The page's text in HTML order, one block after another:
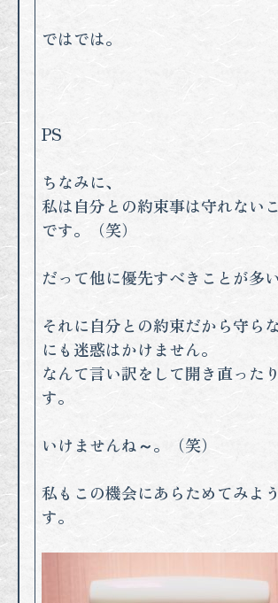
ではでは。
PS
ちなみに、
私は自分との約束事は守れない
です。（笑）
だって他に優先すべきことが多い
それに自分との約束だから守ら
にも迷惑はかけません。
なんて言い訳をして開き直った
す。
いけませんね～。（笑）
私もこの機会にあらためてみよ
す。